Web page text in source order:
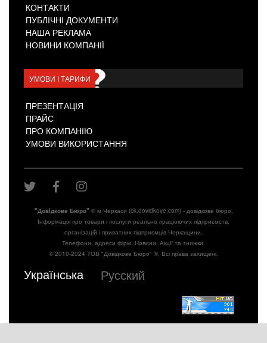
КОНТАКТИ
ПУБЛІЧНІ ДОКУМЕНТИ
НАША РЕКЛАМА
НОВИНИ КОМПАНІЇ
УМОВИ І ТАРИФИ
ПРЕЗЕНТАЦІЯ
ПРАЙС
ПРО КОМПАНІЮ
УМОВИ ВИКОРИСТАННЯ
"Довiдкове Бюро"® м Черкаси (ck.dovidkove.com) - довідкове бюро.
Інформація про товари і послуги реально працюючих підприємств,
організацій і приватних підприємців Черкащини.
Телефони, адреси фірм. Новини. Акції та знижки.
© 2010-2024 ТОВ "Довідкове Бюро" ®. Всі права захищені.
Українська Русский